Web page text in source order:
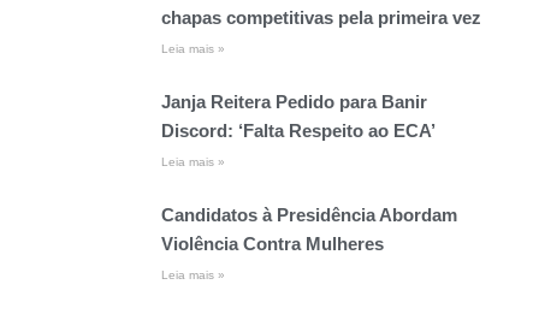
chapas competitivas pela primeira vez
Leia mais »
Janja Reitera Pedido para Banir
Discord: ‘Falta Respeito ao ECA’
Leia mais »
Candidatos à Presidência Abordam
Violência Contra Mulheres
Leia mais »